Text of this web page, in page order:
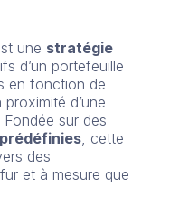
une stratégie
d’un portefeuille
en fonction de
proximité d’une
sur des
, cette
des
et à mesure que